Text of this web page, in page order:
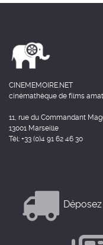
CINEMEMOIRE.NET
cinémathèque de films
11, rue du Commandant
13001 Marseille
Tél: +33 (0)4 91 62 46 30
Déposez